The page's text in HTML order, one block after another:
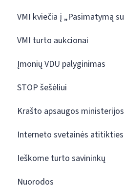
VMI kviečia į „Pasimatymą
VMI turto aukcionai
Įmonių VDU palyginimas
STOP šešėliui
Krašto apsaugos
Interneto svetainės
Ieškome turto savininkų
Nuorodos